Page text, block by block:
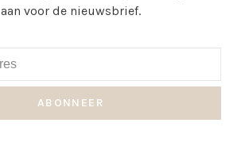
aan voor de nieuwsbrief.
ABONNEER